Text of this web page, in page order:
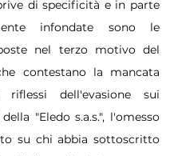
di specificità e in parte
infondate sono le
nel terzo motivo del
contestano la mancata
dell'evasione sui
"Eledo s.a.s.", l'omesso
su chi abbia sottoscritto